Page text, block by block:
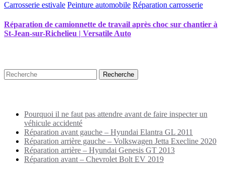
Carrosserie estivale Peinture automobile Réparation carrosserie
Réparation de camionnette de travail après choc sur chantier à
St-Jean-sur-Richelieu | Versatile Auto
Pourquoi il ne faut pas attendre avant de faire inspecter un
véhicule accidenté
Réparation avant gauche – Hyundai Elantra GL 2011
Réparation arrière gauche – Volkswagen Jetta Execline 2020
Réparation arrière – Hyundai Genesis GT 2013
Réparation avant – Chevrolet Bolt EV 2019